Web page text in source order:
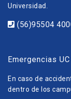
Universidad.
(56)95504
Emergencias UC
En caso de
dentro de los